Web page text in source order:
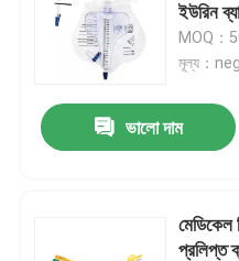
ইউরিন
MOQ：
মূল্য：
ভালো দাম
প্রলিপ্ত